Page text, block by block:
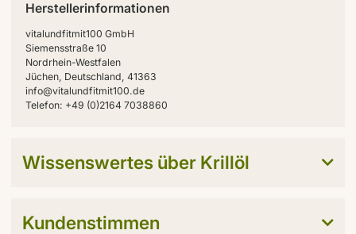
Herstellerinformationen
vitalundfitmit100 GmbH
Siemensstraße 10
Nordrhein-Westfalen
Jüchen, Deutschland, 41363
info@vitalundfitmit100.de
Telefon: +49 (0)2164 7038860
Wissenswertes über Krillöl
Kundenstimmen